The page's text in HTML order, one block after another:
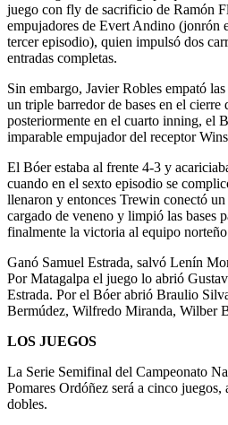
juego con fly de sacrificio de Ramón
empujadores de Evert Andino (jonrón
tercer episodio), quien impulsó dos
entradas completas.
Sin embargo, Javier Robles empató
un triple barredor de bases en el cierre
posteriormente en el cuarto inning, el
imparable empujador del receptor
El Bóer estaba al frente 4-3 y
cuando en el sexto episodio se
llenaron y entonces Trewin conectó
cargado de veneno y limpió las bases
finalmente la victoria al equipo
Ganó Samuel Estrada, salvó Lenín
Por Matagalpa el juego lo abrió
Estrada. Por el Bóer abrió Braulio
Bermúdez, Wilfredo Miranda, Wilber
LOS JUEGOS
La Serie Semifinal del Campeonato
Pomares Ordóñez será a cinco juegos,
dobles.